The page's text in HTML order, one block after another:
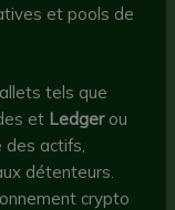
et pools de
tels que
et Ledgerou
actifs,
détenteurs.
crypto